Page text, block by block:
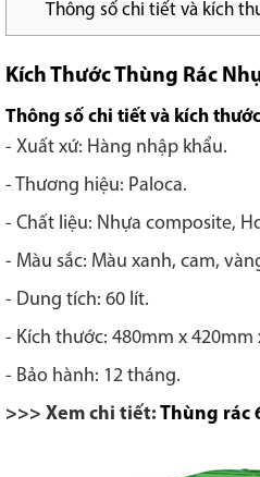
Thông số chi tiết và kích
Kích ThướcThùng Rác
Thông số chi tiết và kích
- Xuất xứ: Hàng nhập khẩu.
- Thương hiệu: Paloca.
- Chất liệu: Nhựa composite,
- Màu sắc: Màu xanh, cam,
- Dung tích: 60 lít.
- Kích thước: 480mm x 420mm
- Bảo hành: 12 tháng.
>>> Xem chi tiết: Thùng rác